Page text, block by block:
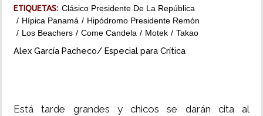
ETIQUETAS: Clásico Presidente De La República
Hípica Panamá
Hipódromo Presidente Remón
Los Beachers
Come Candela Motek Takao
Alex García Pacheco/ Especial para Crítica
Está tarde grandes y chicos se darán cita al